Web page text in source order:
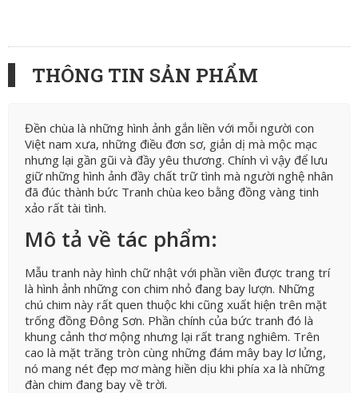
THÔNG TIN SẢN PHẨM
Đền chùa là những hình ảnh gắn liền với mỗi người con
Việt nam xưa, những điều đơn sơ, giản dị mà mộc mạc
nhưng lại gần gũi và đầy yêu thương. Chính vì vậy để lưu
giữ những hình ảnh đầy chất trữ tình mà người nghệ nhân
đã đúc thành bức Tranh chùa keo bằng đồng vàng tinh
xảo rất tài tình.
Mô tả về tác phẩm:
Mẫu tranh này hình chữ nhật với phần viền được trang trí
là hình ảnh những con chim nhỏ đang bay lượn. Những
chú chim này rất quen thuộc khi cũng xuất hiện trên mặt
trống đồng Đông Sơn. Phần chính của bức tranh đó là
khung cảnh thơ mộng nhưng lại rất trang nghiêm. Trên
cao là mặt trăng tròn cùng những đám mây bay lơ lửng,
nó mang nét đẹp mơ màng hiền dịu khi phía xa là những
đàn chim đang bay về trời.